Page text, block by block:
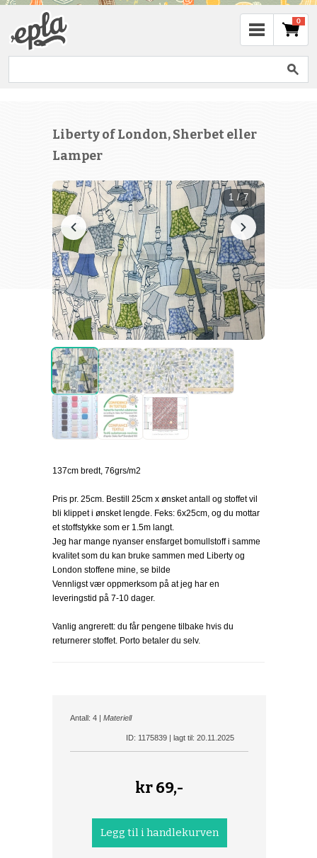
0
Liberty of London, Sherbet eller
Lamper
1 / 7
137cm bredt, 76grs/m2
Pris pr. 25cm. Bestill 25cm x ønsket antall og stoffet vil
bli klippet i ønsket lengde. Feks: 6x25cm, og du mottar
et stoffstykke som er 1.5m langt.
Jeg har mange nyanser ensfarget bomullstoff i samme
kvalitet som du kan bruke sammen med Liberty og
London stoffene mine, se bilde
Vennligst vær oppmerksom på at jeg har en
leveringstid på 7-10 dager.
Vanlig angrerett: du får pengene tilbake hvis du
returnerer stoffet. Porto betaler du selv.
Antall: 4 | Materiell
ID: 1175839 | lagt til: 20.11.2025
kr69,-